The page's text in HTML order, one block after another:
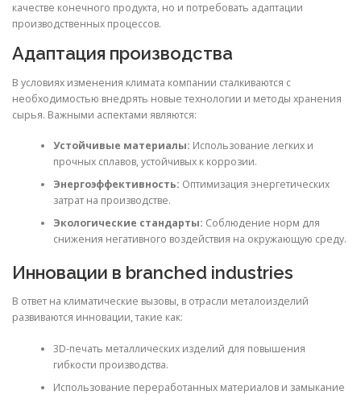
качестве конечного продукта, но и потребовать адаптации
производственных процессов.
Адаптация производства
В условиях изменения климата компании сталкиваются с
необходимостью внедрять новые технологии и методы хранения
сырья. Важными аспектами являются:
Устойчивые материалы: Использование легких и
прочных сплавов, устойчивых к коррозии.
Энергоэффективность: Оптимизация энергетических
затрат на производстве.
Экологические стандарты: Соблюдение норм для
снижения негативного воздействия на окружающую среду.
Инновации в branched industries
В ответ на климатические вызовы, в отрасли металоизделий
развиваются инновации, такие как:
3D-печать металлических изделий для повышения
гибкости производства.
Использование переработанных материалов и замыкание